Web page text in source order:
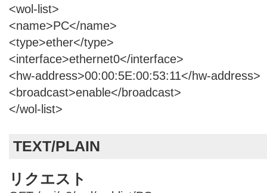
<wol-list>
<name>PC</name>
<type>ether</type>
<interface>ethernet0</interface>
<hw-address>00:00:5E:00:53:11</hw-address>
<broadcast>enable</broadcast>
</wol-list>
TEXT/PLAIN
リクエスト